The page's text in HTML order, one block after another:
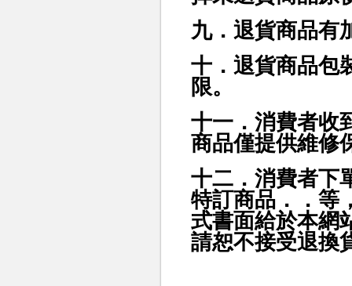
九．退貨商品有
十．退貨商品包
限。
十一．消費者收
商品僅提供維修
十二．消費者下
特訂商品．．等
式書面給於本網
請恕不接受退換